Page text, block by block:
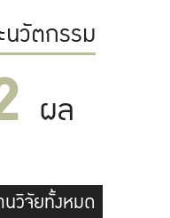
นวัตกรรม
ผล
นวิจัยทั้งหมด